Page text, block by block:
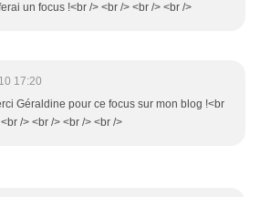
un focus !<br /> <br /> <br /> <br />
17:20
Géraldine pour ce focus sur mon blog !<br
/> <br /> <br /> <br />